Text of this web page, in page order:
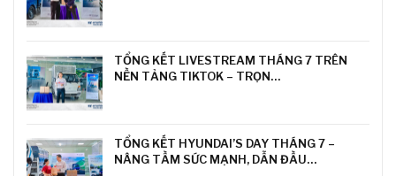
TỔNG KẾT LIVESTREAM THÁNG 7 TRÊN
NỀN TẢNG TIKTOK – TRỌN…
TỔNG KẾT HYUNDAI’S DAY THÁNG 7 –
NÂNG TẦM SỨC MẠNH, DẪN ĐẦU…